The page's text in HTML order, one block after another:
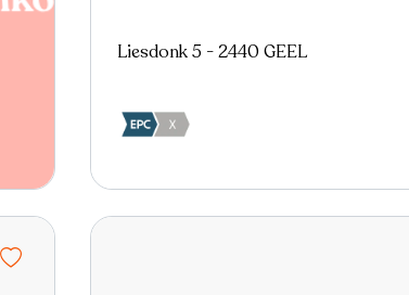
Liesdonk 5 - 2440 GEEL